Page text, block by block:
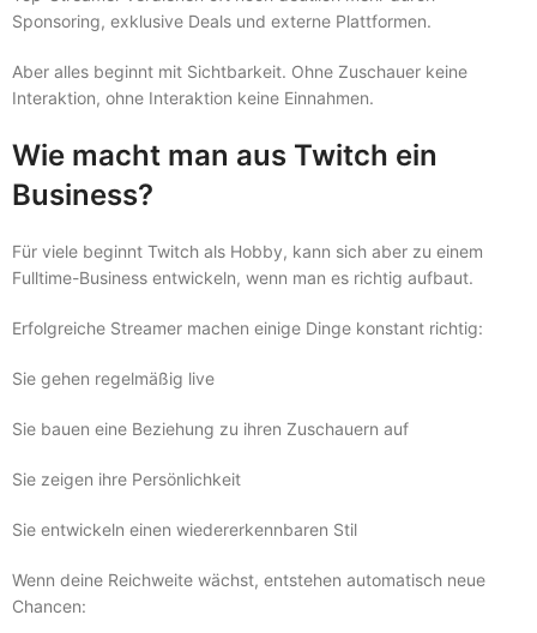
Sponsoring, exklusive Deals und externe Plattformen.
Aber alles beginnt mit Sichtbarkeit. Ohne Zuschauer keine
Interaktion, ohne Interaktion keine Einnahmen.
Wie macht man aus Twitch ein
Business?
Für viele beginnt Twitch als Hobby, kann sich aber zu einem
Fulltime-Business entwickeln, wenn man es richtig aufbaut.
Erfolgreiche Streamer machen einige Dinge konstant richtig:
Sie gehen regelmäßig live
Sie bauen eine Beziehung zu ihren Zuschauern auf
Sie zeigen ihre Persönlichkeit
Sie entwickeln einen wiedererkennbaren Stil
Wenn deine Reichweite wächst, entstehen automatisch neue
Chancen: